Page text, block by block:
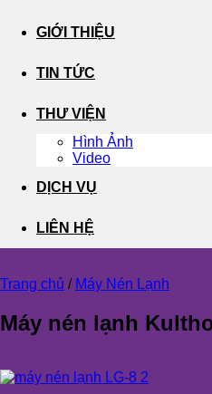
GIỚI THIỆU
TIN TỨC
THƯ VIỆN
Hình Ảnh
Video
DỊCH VỤ
LIÊN HỆ
Trang chủ / Máy Nén Lạnh
Máy nén lạnh